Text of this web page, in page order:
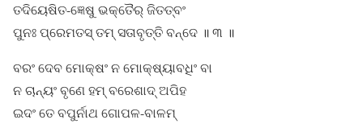
ତଦିୟେଷିତ-ଜ୍ଞେଷୁ ଭକ୍ତୈର୍ ଜିତତ୍ବଂ
ପୁନଃ ପ୍ରେମତସ୍ ତମ୍ ସତାବୃତ୍ତି ବନ୍ଦେ ॥ ୩ ॥
ବରଂ ଦେବ ମୋକ୍ଷଂ ନ ମୋକ୍ଷ୍ୟାବଧିଂ ବା
ନ ଚାନ୍ୟଂ ବୃଣେ ହମ୍ ବରେଶାଦ୍ ଅପିହ
ଇଦଂ ତେ ବପୁର୍ନାଥ ଗୋପଳ-ବାଳମ୍